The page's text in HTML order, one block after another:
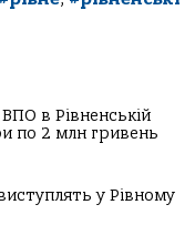
в Рівненській
по 2 млн гривень
у Рівному